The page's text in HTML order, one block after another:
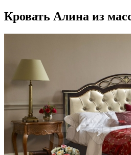
Кровать Алина из